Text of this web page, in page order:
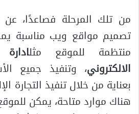
من تلك المرحلة فصاعدًا،
تصميم مواقع ويب مناسبة
منتظمة للموقع مثل
الالكتروني، وتنفيذ جميع
بعناية من خلال تنفيذ التجارة
هناك موارد متاحة، يمكن